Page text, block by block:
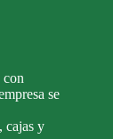
con
se
cajas y